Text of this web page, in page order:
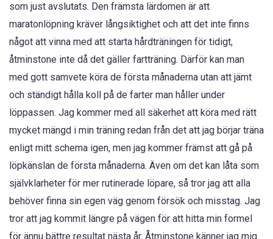
som just avslutats. Den främsta lärdomen är att
maratonlöpning kräver långsiktighet och att det inte finns
något att vinna med att starta hårdträningen för tidigt,
åtminstone inte då det gäller fartträning. Därför kan man
med gott samvete köra de första månaderna utan att jämt
och ständigt hålla koll på de farter man håller under
löppassen. Jag kommer med all säkerhet att köra med rätt
mycket mängd i min träning redan från det att jag börjar träna
enligt mitt schema igen, men jag kommer främst att gå på
löpkänslan de första månaderna. Även om det kan låta som
självklarheter för mer rutinerade löpare, så tror jag att alla
behöver finna sin egen väg genom försök och misstag. Jag
tror att jag kommit längre på vägen för att hitta min formel
för ännu bättre resultat nästa år. Åtminstone känner jag mig